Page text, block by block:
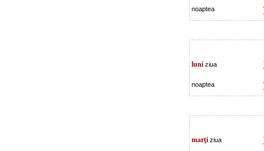
noaptea
luni ziua
noaptea
marţi ziua